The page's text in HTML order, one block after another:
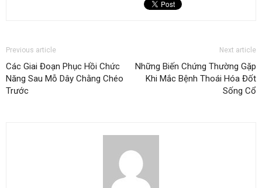
Previous article
Các Giai Đoạn Phục Hồi Chức
Năng Sau Mỗ Dây Chằng Chéo
Trước
Next article
Những Biến Chứng Thường Gặp
Khi Mắc Bệnh Thoái Hóa Đốt
Sống Cổ